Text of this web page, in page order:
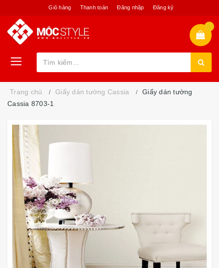
Giỏ hàng Thanh toán Đăng nhập Đăng ký
Trang chủ Giấy dán tường Cassia
Giấy dán tường
Cassia 8703-1